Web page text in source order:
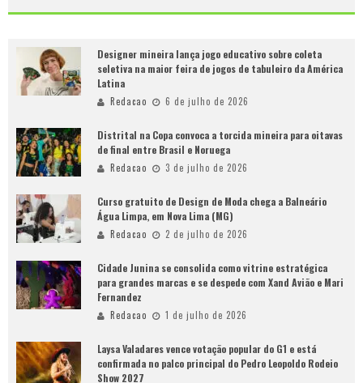
Designer mineira lança jogo educativo sobre coleta
seletiva na maior feira de jogos de tabuleiro da América
Latina
Redacao 6 de julho de 2026
Distrital na Copa convoca a torcida mineira para oitavas
de final entre Brasil e Noruega
Redacao 3 de julho de 2026
Curso gratuito de Design de Moda chega a Balneário
Água Limpa, em Nova Lima (MG)
Redacao 2 de julho de 2026
Cidade Junina se consolida como vitrine estratégica
para grandes marcas e se despede com Xand Avião e Mari
Fernandez
Redacao 1 de julho de 2026
Laysa Valadares vence votação popular do G1 e está
confirmada no palco principal do Pedro Leopoldo Rodeio
Show 2027